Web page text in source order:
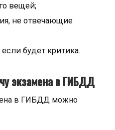
вещей;
не отвечающие
будет критика.
экзамена в ГИБДД
в ГИБДД можно